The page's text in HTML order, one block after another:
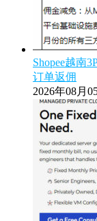
Shopee越南
订单返佣
2026年08月